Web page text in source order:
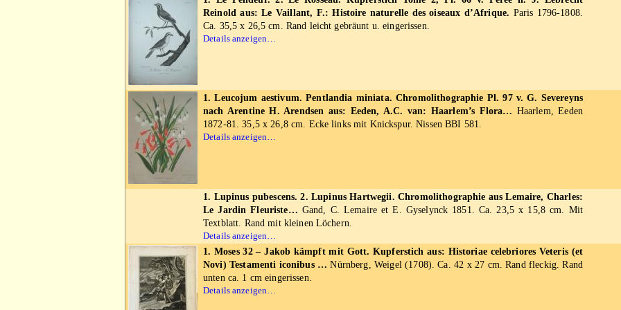
Reinold aus: Le Vaillant, F.: Histoire naturelle des oiseaux d’Afrique. Paris 1796-1808.
Ca. 35,5 x 26,5 cm. Rand leicht gebräunt u. eingerissen.
Details anzeigen…
1. Leucojum aestivum. Pentlandia miniata. Chromolithographie Pl. 97 v. G. Severeyns
nach Arentine H. Arendsen aus: Eeden, A.C. van: Haarlem’s Flora… Haarlem, Eeden
1872-81. 35,5 x 26,8 cm. Ecke links mit Knickspur. Nissen BBI 581.
Details anzeigen…
1. Lupinus pubescens. 2. Lupinus Hartwegii. Chromolithographie aus Lemaire, Charles:
Le Jardin Fleuriste… Gand, C. Lemaire et E. Gyselynck 1851. Ca. 23,5 x 15,8 cm. Mit
Textblatt. Rand mit kleinen Löchern.
Details anzeigen…
1. Moses 32 – Jakob kämpft mit Gott. Kupferstich aus: Historiae celebriores Veteris (et
Novi) Testamenti iconibus … Nürnberg, Weigel (1708). Ca. 42 x 27 cm. Rand fleckig. Rand
unten ca. 1 cm eingerissen.
Details anzeigen…